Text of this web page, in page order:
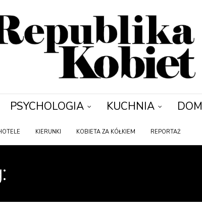
PSYCHOLOGIA KUCHNIA DOM
KIERUNKI KOBIETA ZA KÓŁKIEM REPORTAŻ